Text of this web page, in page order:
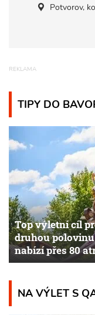
Potvorov,
TIPY DO
Top výletní cíl
druhou
nabízí přes 80
NA VÝLET S